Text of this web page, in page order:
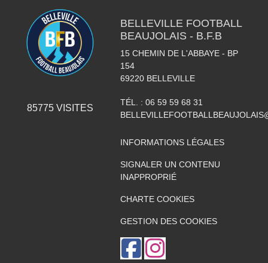
85775VISITES
BELLEVILLE FOOTBALL
BEAUJOLAIS - B.F.B
15 CHEMIN DE L'ABBAYE - BP
154
69220 BELLEVILLE
TÉL. : 06 59 59 68 31
INFORMATIONS LÉGALES
SIGNALER UN CONTENU
INAPPROPRIÉ
CHARTE COOKIES
GESTION DES COOKIES